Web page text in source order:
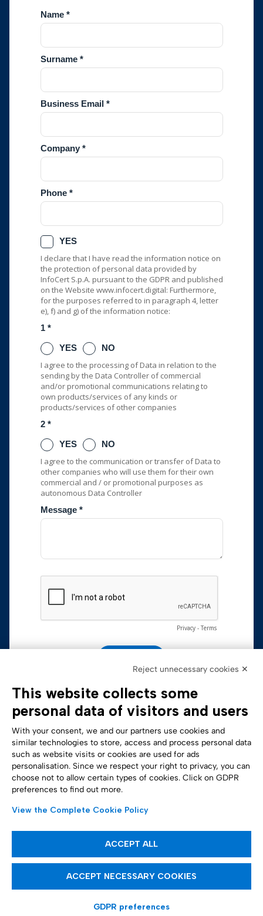
Accessibility Statement
Reject unnecessary cookies ✕
This website collects some
personal data of visitors and users
With your consent, we and our partners use cookies and
similar technologies to store, access and process personal data
such as website visits or cookies are used for ads
personalisation. Since we respect your right to privacy, you can
choose not to allow certain types of cookies. Click on GDPR
preferences to find out more.
View the Complete Cookie Policy
ACCEPT ALL
ACCEPT NECESSARY COOKIES
GDPR preferences